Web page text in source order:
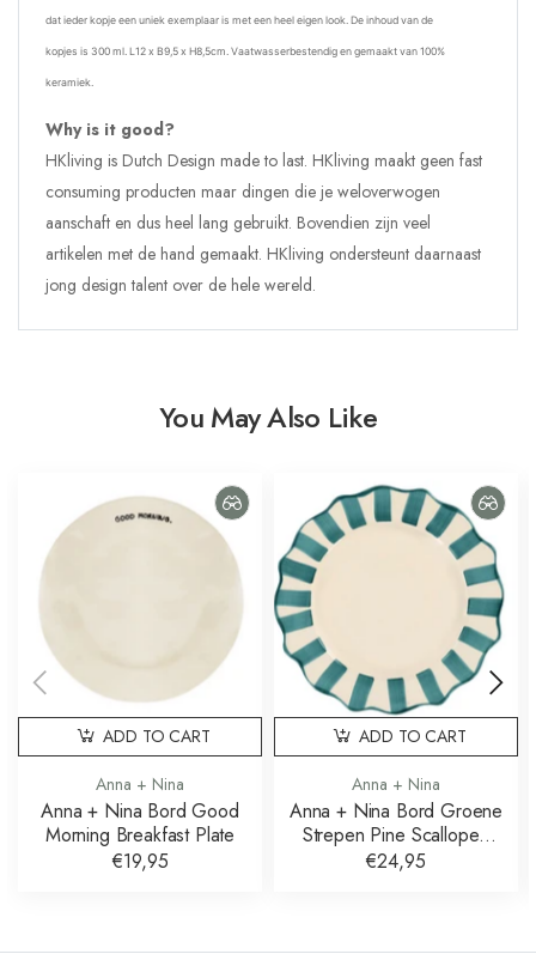
dat ieder kopje een uniek exemplaar is met een heel eigen look. De inhoud van de
kopjes is 300 ml. L12 x B9,5 x H8,5cm. Vaatwasserbestendig en gemaakt van 100%
keramiek.
Why is it good?
HKliving is Dutch Design made to last. HKliving maakt geen fast
consuming producten maar dingen die je weloverwogen
aanschaft en dus heel lang gebruikt. Bovendien zijn veel
artikelen met de hand gemaakt. HKliving ondersteunt daarnaast
jong design talent over de hele wereld.
You May Also Like
Anna + Nina
Anna + Nina Bord Good
Morning Breakfast Plate
€19,95
ADD TO CART
Anna + Nina
Anna + Nina Bord Groene
Strepen Pine Scalloped
Dinner Plate
€24,95
ADD TO CART